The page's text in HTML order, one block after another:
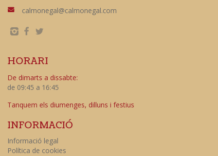
calmonegal@calmonegal.com
HORARI
De dimarts a dissabte:
de 09:45 a 16:45
Tanquem els diumenges, dilluns i festius
INFORMACIÓ
Informació legal
Política de cookies